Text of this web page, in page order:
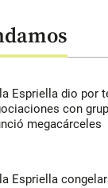
Espriella dio por
con
megacárceles
Espriella